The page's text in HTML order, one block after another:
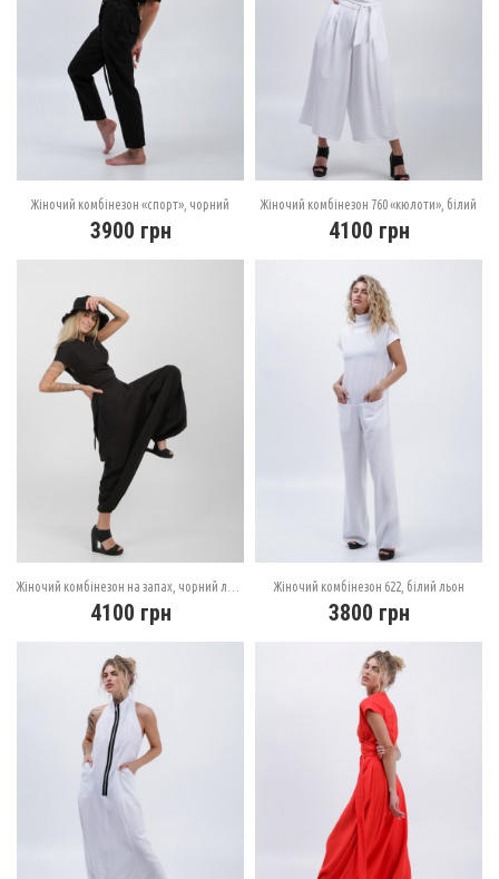
Жіночий комбінезон «спорт», чорний
3900 грн
Жіночий комбінезон 760 «кюлоти», білий
4100 грн
4100 грн
Жіночий комбінезон 622, білий льон
3800 грн